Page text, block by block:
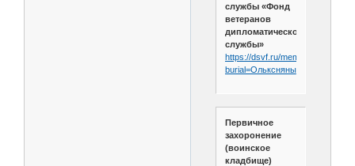
службы «Фонд
ветеранов
дипломатической
службы»
https://dsvf.ru/memory_book/
burial=Ольксняны
Первичное
захоронение
(воинское
кладбище)